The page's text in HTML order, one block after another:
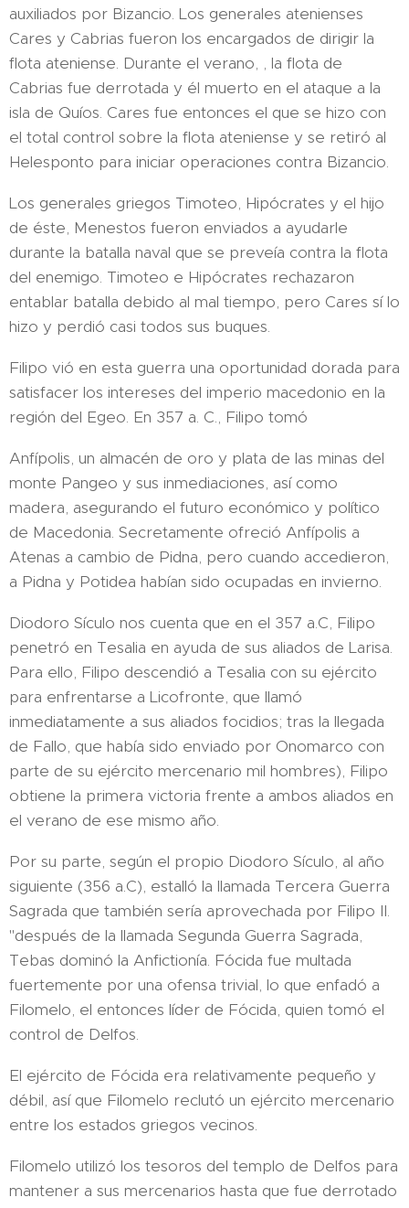
auxiliados por Bizancio. Los generales atenienses
Cares y Cabrias fueron los encargados de dirigir la
flota ateniense. Durante el verano, , la flota de
Cabrias fue derrotada y él muerto en el ataque a la
isla de Quíos. Cares fue entonces el que se hizo con
el total control sobre la flota ateniense y se retiró al
Helesponto para iniciar operaciones contra Bizancio.
Los generales griegos Timoteo, Hipócrates y el hijo
de éste, Menestos fueron enviados a ayudarle
durante la batalla naval que se preveía contra la flota
del enemigo. Timoteo e Hipócrates rechazaron
entablar batalla debido al mal tiempo, pero Cares sí lo
hizo y perdió casi todos sus buques.
Filipo vió en esta guerra una oportunidad dorada para
satisfacer los intereses del imperio macedonio en la
región del Egeo. En 357 a. C., Filipo tomó
Anfípolis, un almacén de oro y plata de las minas del
monte Pangeo y sus inmediaciones, así como
madera, asegurando el futuro económico y político
de Macedonia. Secretamente ofreció Anfípolis a
Atenas a cambio de Pidna, pero cuando accedieron,
a Pidna y Potidea habían sido ocupadas en invierno.
Diodoro Sículo nos cuenta que en el 357 a.C, Filipo
penetró en Tesalia en ayuda de sus aliados de Larisa.
Para ello, Filipo descendió a Tesalia con su ejército
para enfrentarse a Licofronte, que llamó
inmediatamente a sus aliados focidios; tras la llegada
de Fallo, que había sido enviado por Onomarco con
parte de su ejército mercenario mil hombres), Filipo
obtiene la primera victoria frente a ambos aliados en
el verano de ese mismo año.
Por su parte, según el propio Diodoro Sículo, al año
siguiente (356 a.C), estalló la llamada Tercera Guerra
Sagrada que también sería aprovechada por Filipo II.
"después de la llamada Segunda Guerra Sagrada,
Tebas dominó la Anfictionía. Fócida fue multada
fuertemente por una ofensa trivial, lo que enfadó a
Filomelo, el entonces líder de Fócida, quien tomó el
control de Delfos.
El ejército de Fócida era relativamente pequeño y
débil, así que Filomelo reclutó un ejército mercenario
entre los estados griegos vecinos.
Filomelo utilizó los tesoros del templo de Delfos para
mantener a sus mercenarios hasta que fue derrotado